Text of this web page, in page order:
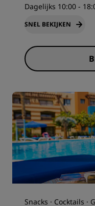
Dagelijks 10:00 -
SNEL BEKIJKEN
Snacks · Cocktails